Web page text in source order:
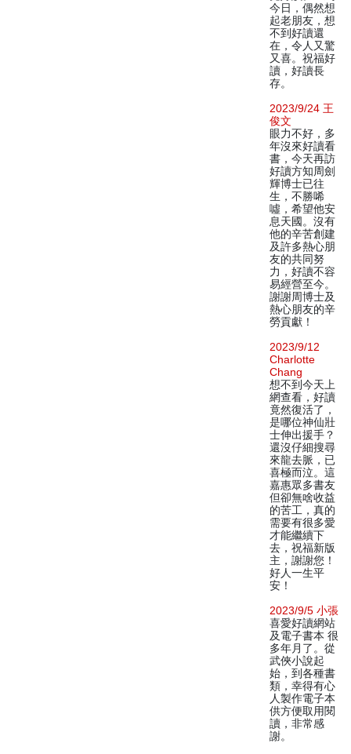
今日，偶然想
起老朋友，想
不到好讀還
在，令人又驚
又喜。祝福好
讀，好讀長
存。
2023/9/24 王
俊文
眼力不好，多
年沒來好讀看
書，今天再訪
好讀方知周劍
輝博士已往
生，不勝唏
噓，希望他安
息天國。沒有
他的辛苦創建
及許多熱心朋
友的共同努
力，好讀不容
易經營至今。
謝謝周博士及
熱心朋友的辛
勞貢獻！
2023/9/12
Charlotte
Chang
想不到今天上
網查看，好讀
竟然復活了，
是哪位神仙壯
士伸出援手？
還沒仔細搜尋
來龍去脈，已
喜極而泣。這
嘉惠眾多書友
但卻無啥收益
的苦工，真的
需要有很多愛
才能繼續下
去，祝福新版
主，謝謝您！
好人一生平
安！
2023/9/5 小張
喜愛好讀網站
及電子書本 很
多年月了。從
武俠小說起
始，到各種書
類，幸得有心
人製作電子本
供方便取用閱
讀，非常感
謝。